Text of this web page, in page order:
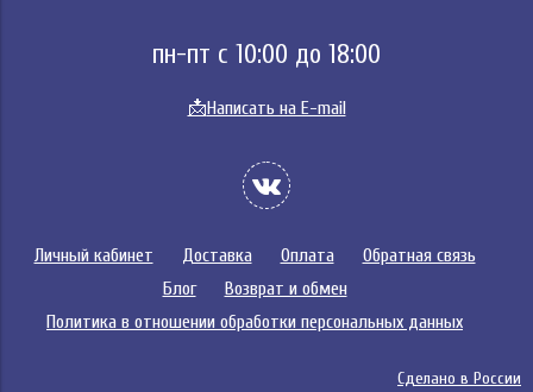
пн-пт с 10:00 до 18:00
📩Написать на E-mail
Личный кабинет Доставка Оплата
Обратная связь
Блог
Возврат и обмен
Политика в отношении обработки персональных данных
Сделано в России